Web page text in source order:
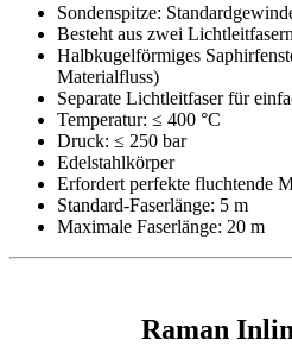
Sondenspitze:
Besteht aus zwei Lichtleitfasern
Halbkugelförmiges
Materialfluss)
Separate Lichtleitfaser für
Temperatur: ≤ 400 °C
Druck: ≤ 250 bar
Edelstahlkörper
Erfordert perfekte fluchtende
Standard-Faserlänge: 5 m
Maximale Faserlänge: 20 m
Raman